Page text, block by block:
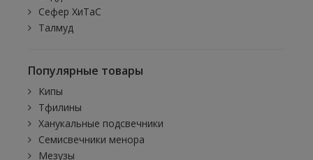
Сефер ХиТаС
Талмуд
Популярные товары
Кипы
Тфилины
Ханукальные подсвечники
Семисвечники менора
Мезузы